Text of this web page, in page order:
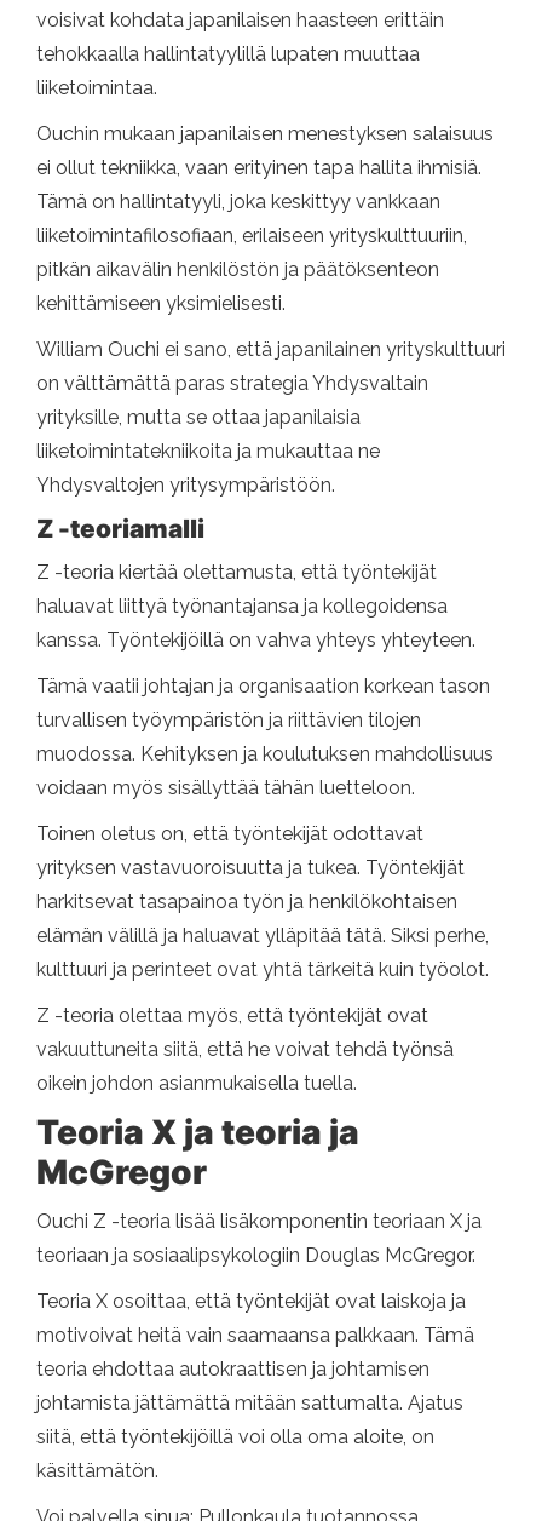
voisivat kohdata japanilaisen haasteen erittäin
tehokkaalla hallintatyylillä lupaten muuttaa
liiketoimintaa.
Ouchin mukaan japanilaisen menestyksen salaisuus
ei ollut tekniikka, vaan erityinen tapa hallita ihmisiä.
Tämä on hallintatyyli, joka keskittyy vankkaan
liiketoimintafilosofiaan, erilaiseen yrityskulttuuriin,
pitkän aikavälin henkilöstön ja päätöksenteon
kehittämiseen yksimielisesti.
William Ouchi ei sano, että japanilainen yrityskulttuuri
on välttämättä paras strategia Yhdysvaltain
yrityksille, mutta se ottaa japanilaisia ​​
liiketoimintatekniikoita ja mukauttaa ne
Yhdysvaltojen yritysympäristöön.
Z -teoriamalli
Z -teoria kiertää olettamusta, että työntekijät
haluavat liittyä työnantajansa ja kollegoidensa
kanssa. Työntekijöillä on vahva yhteys yhteyteen.
Tämä vaatii johtajan ja organisaation korkean tason
turvallisen työympäristön ja riittävien tilojen
muodossa. Kehityksen ja koulutuksen mahdollisuus
voidaan myös sisällyttää tähän luetteloon.
Toinen oletus on, että työntekijät odottavat
yrityksen vastavuoroisuutta ja tukea. Työntekijät
harkitsevat tasapainoa työn ja henkilökohtaisen
elämän välillä ja haluavat ylläpitää tätä. Siksi perhe,
kulttuuri ja perinteet ovat yhtä tärkeitä kuin työolot.
Z -teoria olettaa myös, että työntekijät ovat
vakuuttuneita siitä, että he voivat tehdä työnsä
oikein johdon asianmukaisella tuella.
Teoria X ja teoria ja
McGregor
Ouchi Z -teoria lisää lisäkomponentin teoriaan X ja
teoriaan ja sosiaalipsykologiin Douglas McGregor.
Teoria X osoittaa, että työntekijät ovat laiskoja ja
motivoivat heitä vain saamaansa palkkaan. Tämä
teoria ehdottaa autokraattisen ja johtamisen
johtamista jättämättä mitään sattumalta. Ajatus
siitä, että työntekijöillä voi olla oma aloite, on
käsittämätön.